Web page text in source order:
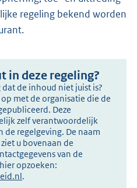
regeling bekend worden
in deze regeling?
de inhoud niet juist is?
met de organisatie die de
Deze
zelf verantwoordelijk
de regelgeving. De naam
u bovenaan de
van de
opzoeken:
.